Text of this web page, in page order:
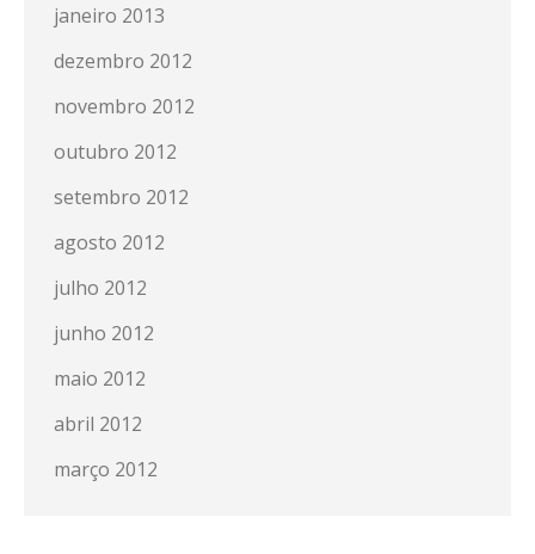
janeiro 2013
dezembro 2012
novembro 2012
outubro 2012
setembro 2012
agosto 2012
julho 2012
junho 2012
maio 2012
abril 2012
março 2012